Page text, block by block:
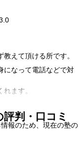
だいたと思います。
とか相談しにくい時
も沿った内容だと思
為あまり暗いとかそう
ています。
にとても安いコイン
います。
えるのですが、
といいなぁと思いま
えて頂ける所です。
になって電話などで対
ます。
く感じます。
す。
評判・口コミ
報のため、現在の塾の